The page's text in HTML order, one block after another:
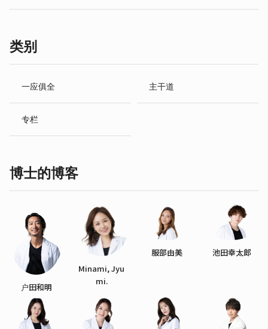
类别
一应俱全 主干道
专栏
博士的博客
户田和明
Minami, Jyu
mi.
服部由美 池田幸太郎